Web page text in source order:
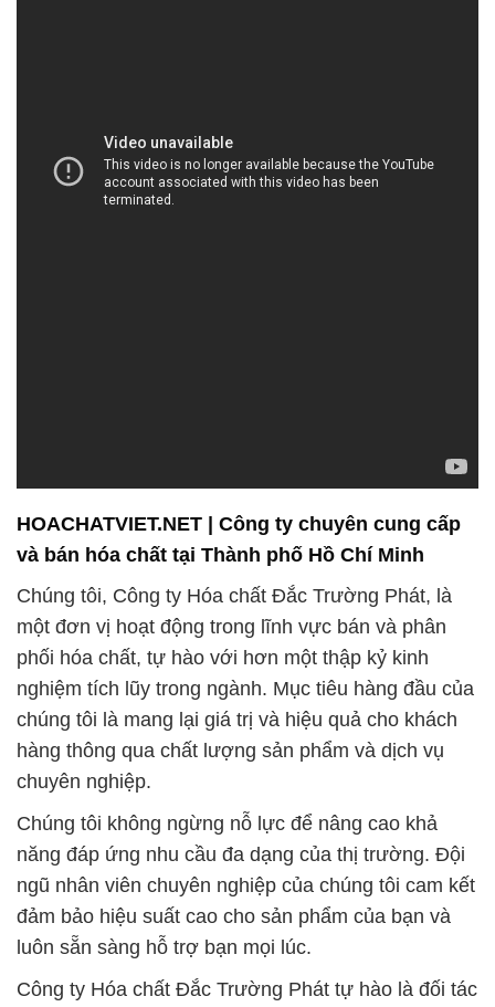
HOACHATVIET.NET | Công ty chuyên cung cấp
và bán hóa chất tại Thành phố Hồ Chí Minh
Chúng tôi, Công ty Hóa chất Đắc Trường Phát, là
một đơn vị hoạt động trong lĩnh vực bán và phân
phối hóa chất, tự hào với hơn một thập kỷ kinh
nghiệm tích lũy trong ngành. Mục tiêu hàng đầu của
chúng tôi là mang lại giá trị và hiệu quả cho khách
hàng thông qua chất lượng sản phẩm và dịch vụ
chuyên nghiệp.
Chúng tôi không ngừng nỗ lực để nâng cao khả
năng đáp ứng nhu cầu đa dạng của thị trường. Đội
ngũ nhân viên chuyên nghiệp của chúng tôi cam kết
đảm bảo hiệu suất cao cho sản phẩm của bạn và
luôn sẵn sàng hỗ trợ bạn mọi lúc.
Công ty Hóa chất Đắc Trường Phát tự hào là đối tác